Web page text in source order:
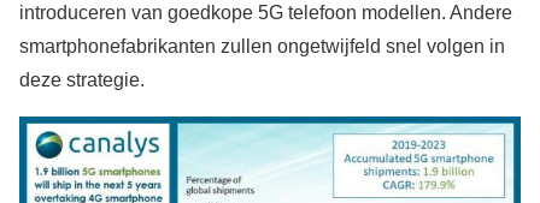
introduceren van goedkope 5G telefoon modellen. Andere
smartphonefabrikanten zullen ongetwijfeld snel volgen in
deze strategie.